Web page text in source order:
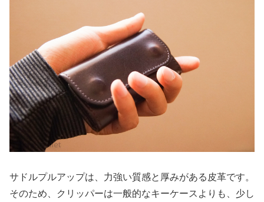
サドルプルアップは、力強い質感と厚みがある皮革です。
そのため、クリッパーは一般的なキーケースよりも、少し